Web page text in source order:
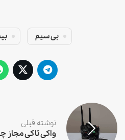
بی سیم
نوشته قبلی
واکی تاکی